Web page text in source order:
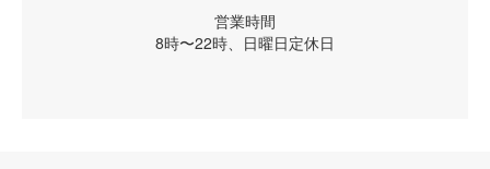
営業時間
8時〜22時、日曜日定休日